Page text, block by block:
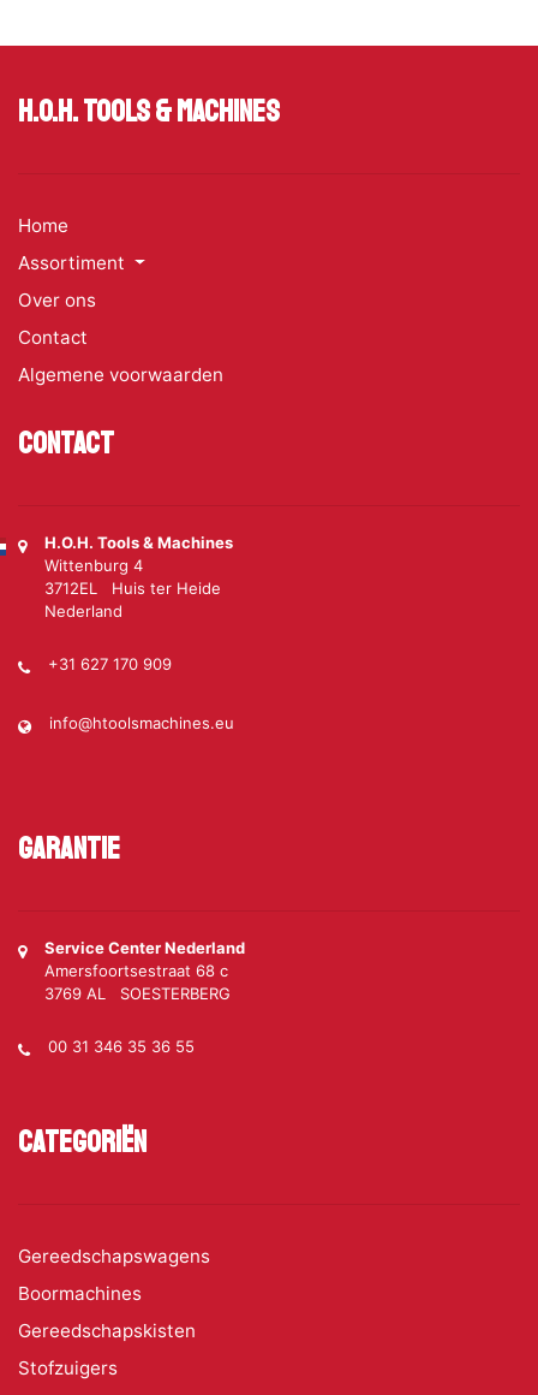
H.O.H. Tools & Machines
Home
Assortiment
Over ons
Contact
Algemene voorwaarden
Contact
H.O.H. Tools & Machines
Wittenburg 4
3712EL Huis ter Heide
Nederland
+31 627 170 909
info@htoolsmachines.eu
Garantie
Service Center Nederland
Amersfoortsestraat 68 c
3769 AL SOESTERBERG
00 31 346 35 36 55
Categoriën
Gereedschapswagens
Boormachines
Gereedschapskisten
Stofzuigers